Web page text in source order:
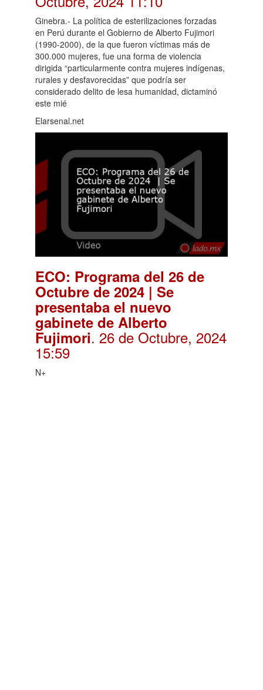
Ginebra.- La política de esterilizaciones forzadas
en Perú durante el Gobierno de Alberto Fujimori
(1990-2000), de la que fueron víctimas más de
300.000 mujeres, fue una forma de violencia
dirigida “particularmente contra mujeres indígenas,
rurales y desfavorecidas” que podría ser
considerado delito de lesa humanidad, dictaminó
este mié
Elarsenal.net
ECO: Programa del 26 de
Octubre de 2024 | Se
presentaba el nuevo
gabinete de Alberto
Fujimori. 26 de Octubre, 2024
15:59
N+